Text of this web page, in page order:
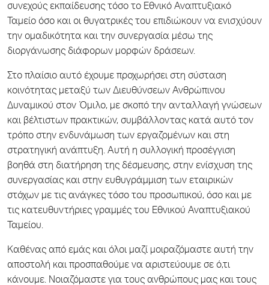
συνεχούς εκπαίδευσης τόσο το Εθνικό Αναπτυξιακό
Ταμείο όσο και οι θυγατρικές του επιδιώκουν να ενισχύουν
την ομαδικότητα και την συνεργασία μέσω της
διοργάνωσης διάφορων μορφών δράσεων.
Στο πλαίσιο αυτό έχουμε προχωρήσει στη σύσταση
κοινότητας μεταξύ των Διευθύνσεων Ανθρώπινου
Δυναμικού στον Όμιλο, με σκοπό την ανταλλαγή γνώσεων
και βέλτιστων πρακτικών, συμβάλλοντας κατά αυτό τον
τρόπο στην ενδυνάμωση των εργαζομένων και στη
στρατηγική ανάπτυξη. Αυτή η συλλογική προσέγγιση
βοηθά στη διατήρηση της δέσμευσης, στην ενίσχυση της
συνεργασίας και στην ευθυγράμμιση των εταιρικών
στόχων με τις ανάγκες τόσο του προσωπικού, όσο και με
τις κατευθυντήριες γραμμές του Εθνικού Αναπτυξιακού
Ταμείου.
Καθένας από εμάς και όλοι μαζί μοιραζόμαστε αυτή την
αποστολή και προσπαθούμε να αριστεύουμε σε ό,τι
κάνουμε. Νοιαζόμαστε για τους ανθρώπους μας και τους